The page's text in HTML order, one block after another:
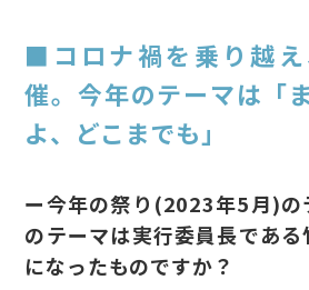
■コロナ禍を乗り越
催。今年のテーマは「
よ、どこまでも」
ー今年の祭り(2023年5月)の
のテーマは実行委員長であ
になったものですか？